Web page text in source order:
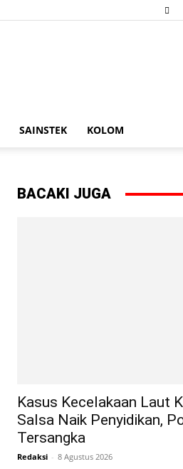
SAINSTEK KOLOM
BACAKI JUGA
Kasus Kecelakaan Laut
Salsa Naik Penyidikan,
Tersangka
Redaksi - 8 Agustus 2026